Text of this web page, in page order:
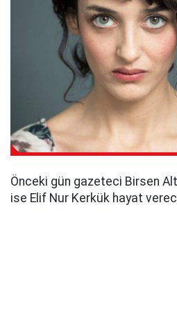
Önceki gün gazeteci Birsen
ise Elif Nur Kerkük hayat